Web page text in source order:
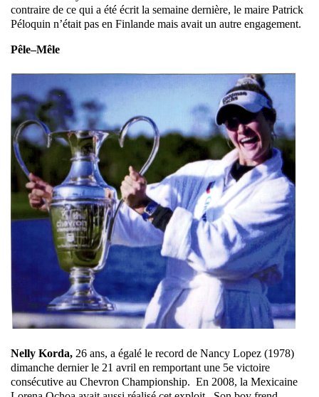
contraire de ce qui a été écrit la semaine dernière, le maire Patrick
Péloquin n’était pas en Finlande mais avait un autre engagement.
Pêle–Mêle
Nelly Korda, 26 ans, a égalé le record de Nancy Lopez (1978)
dimanche dernier le 21 avril en remportant une 5e victoire
consécutive au Chevron Championship. En 2008, la Mexicaine